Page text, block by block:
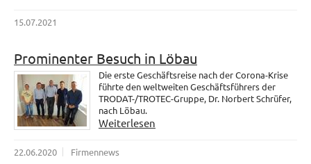
15.07.2021
Prominenter Besuch in Löbau
Die erste Geschäftsreise nach der Corona-Krise
führte den weltweiten Geschäftsführers der
TRODAT-/TROTEC-Gruppe, Dr. Norbert Schrüfer,
nach Löbau.
Weiterlesen
22.06.2020 Firmennews